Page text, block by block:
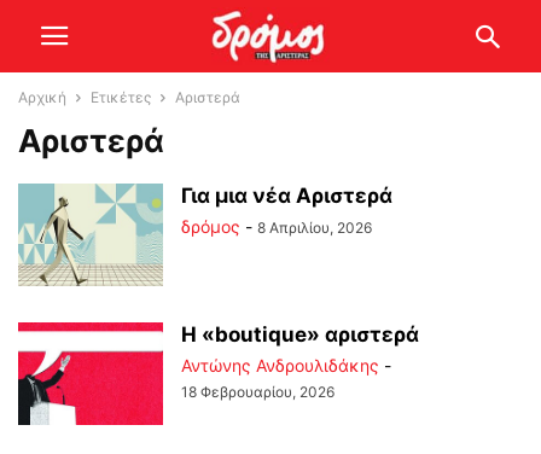
Αρχική Ετικέτες Αριστερά
Αριστερά
Για μια νέα Αριστερά
δρόμος - 8 Απριλίου, 2026
Η «boutique» αριστερά
Αντώνης Ανδρουλιδάκης -
18 Φεβρουαρίου, 2026